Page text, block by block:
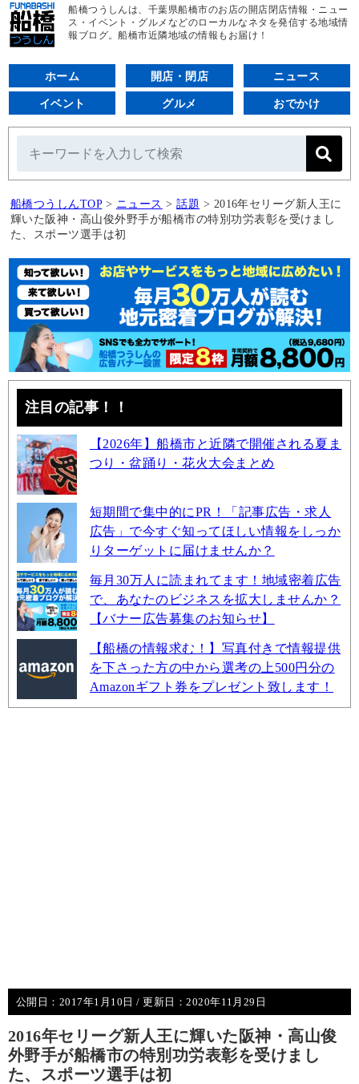
船橋つうしんは、千葉県船橋市のお店の開店閉店情報・ニュー
ス・イベント・グルメなどのローカルなネタを発信する地域情
報ブログ。船橋市近隣地域の情報もお届け！
ホーム 開店・閉店 ニュース
イベント グルメ おでかけ
船橋つうしんTOP > ニュース > 話題 > 2016年セリーグ新人王に
輝いた阪神・高山俊外野手が船橋市の特別功労表彰を受けまし
た、スポーツ選手は初
注目の記事！！
【2026年】船橋市と近隣で開催される夏ま
つり・盆踊り・花火大会まとめ
短期間で集中的にPR！「記事広告・求人
広告」で今すぐ知ってほしい情報をしっか
りターゲットに届けませんか？
毎月30万人に読まれてます！地域密着広告
で、あなたのビジネスを拡大しませんか？
【バナー広告募集のお知らせ】
【船橋の情報求む！】写真付きで情報提供
を下さった方の中から選考の上500円分の
Amazonギフト券をプレゼント致します！
公開日： 2017年1月10日 / 更新日：2020年11月29日
2016年セリーグ新人王に輝いた阪神・高山俊
外野手が船橋市の特別功労表彰を受けまし
た、スポーツ選手は初